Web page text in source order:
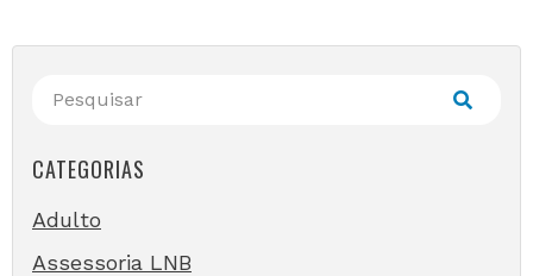
CATEGORIAS
Adulto
Assessoria LNB